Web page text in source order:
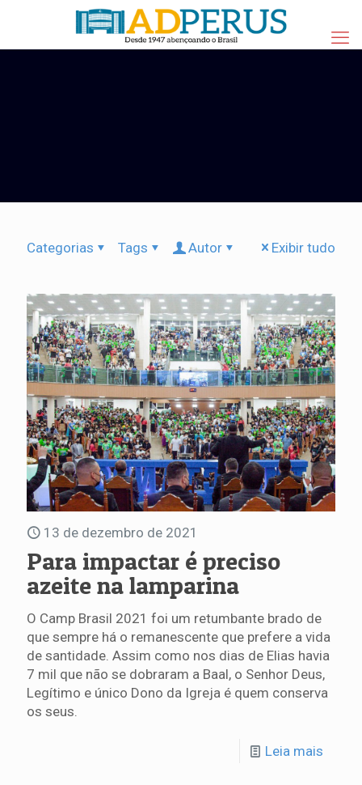
Categorias Tags Autor Exibir tudo
13 de dezembro de 2021
Para impactar é preciso
azeite na lamparina
O Camp Brasil 2021 foi um retumbante brado de
que sempre há o remanescente que prefere a vida
de santidade. Assim como nos dias de Elias havia
7 mil que não se dobraram a Baal, o Senhor Deus,
Legítimo e único Dono da Igreja é quem conserva
os seus.
Leia mais